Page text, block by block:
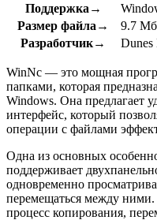
Поддержка→
Размер файла→
9.7 Мб
Разработчик→
Dunes
WinNc — это мощная
папками, которая
Windows. Она предлагает
интерфейс, который
операции с файлами
Одна из основных
поддерживает
одновременно
перемещаться между ними.
процесс копирования,